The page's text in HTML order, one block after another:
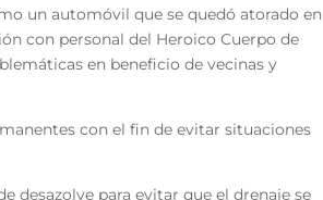
un automóvil que se quedó atorado en
con personal del Heroico Cuerpo de
en beneficio de vecinas y
con el fin de evitar situaciones
desazolve para evitar que el drenaje se